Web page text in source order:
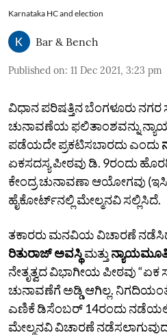
Karnataka HC and election
Bar & Bench
Published on: 11 Dec 2021, 3:23 pm
ವಿಧಾನ ಪರಿಷತ್ತಿನ ಬೆಂಗಳೂರು ನಗರ
ಚುನಾವಣೆಯ ಫಲಿತಾಂಶವನ್ನು
ಪಡೆಯದೇ ಪ್ರಕಟಿಸಬಾರದು ಎಂದು
ಏಕಸದಸ್ಯ ಪೀಠವು ಡಿ. 9ರಂದು
ಕೇಂದ್ರ ಚುನಾವಣಾ ಆಯೋಗವು
ಹೈಕೋರ್ಟ್‌ನಲ್ಲಿ ಮೇಲ್ಮನವಿ ಸಲ್ಲಿಸಿದೆ.
ತಕಾರರು ಮನವಿಯ ವಿಚಾರಣೆ
ರಿತುರಾಜ್‌ ಅವಸ್ಥಿಮತ್ತು
ನೇತೃತ್ವದ ವಿಭಾಗೀಯ ಪೀಠವು
ಚುನಾವಣೆಗೆ ಅಡ್ಡಿ ಆಗಿಲ್ಲ.
ಎಣಿಕೆ ಡಿಸೆಂಬರ್‌ 14ರಂದು
ಮೇಲ್ಮನವಿ ವಿಚಾರಣೆ